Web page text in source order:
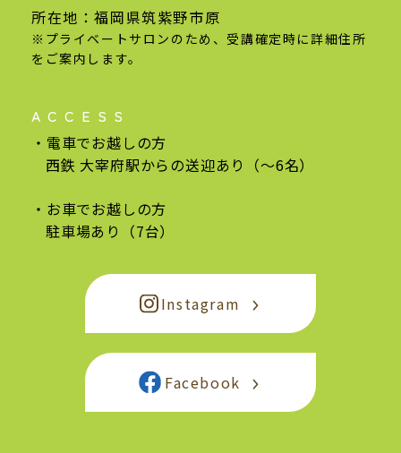
所在地：福岡県筑紫野市原
※プライベートサロンのため、受講確定時に詳細住所
をご案内します。
ACCESS
電車でお越しの方
西鉄 大宰府駅からの送迎あり（〜6名）
お車でお越しの方
駐車場あり（7台）
Instagram
Facebook